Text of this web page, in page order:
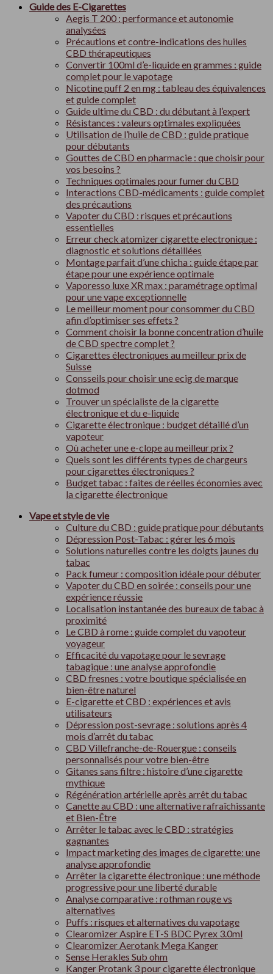
Guide des E-Cigarettes
Aegis T 200 : performance et autonomie
analysées
Précautions et contre-indications des huiles
CBD thérapeutiques
Convertir 100ml d’e-liquide en grammes : guide
complet pour le vapotage
Nicotine puff 2 en mg : tableau des équivalences
et guide complet
Guide ultime du CBD : du débutant à l’expert
Résistances : valeurs optimales expliquées
Utilisation de l’huile de CBD : guide pratique
pour débutants
Gouttes de CBD en pharmacie : que choisir pour
vos besoins ?
Techniques optimales pour fumer du CBD
Interactions CBD-médicaments : guide complet
des précautions
Vapoter du CBD : risques et précautions
essentielles
Erreur check atomizer cigarette electronique :
diagnostic et solutions détaillées
Montage parfait d’une chicha : guide étape par
étape pour une expérience optimale
Vaporesso luxe XR max : paramétrage optimal
pour une vape exceptionnelle
Le meilleur moment pour consommer du CBD
afin d’optimiser ses effets ?
Comment choisir la bonne concentration d’huile
de CBD spectre complet ?
Cigarettes électroniques au meilleur prix de
Suisse
Consseils pour choisir une ecig de marque
dotmod
Trouver un spécialiste de la cigarette
électronique et du e-liquide
Cigarette électronique : budget détaillé d’un
vapoteur
Où acheter une e-clope au meilleur prix ?
Quels sont les différents types de chargeurs
pour cigarettes électroniques ?
Budget tabac : faites de réelles économies avec
la cigarette électronique
Vape et style de vie
Culture du CBD : guide pratique pour débutants
Dépression Post-Tabac : gérer les 6 mois
Solutions naturelles contre les doigts jaunes du
tabac
Pack fumeur : composition idéale pour débuter
Vapoter du CBD en soirée : conseils pour une
expérience réussie
Localisation instantanée des bureaux de tabac à
proximité
Le CBD à rome : guide complet du vapoteur
voyageur
Efficacité du vapotage pour le sevrage
tabagique : une analyse approfondie
CBD fresnes : votre boutique spécialisée en
bien-être naturel
E-cigarette et CBD : expériences et avis
utilisateurs
Dépression post-sevrage : solutions après 4
mois d’arrêt du tabac
CBD Villefranche-de-Rouergue : conseils
personnalisés pour votre bien-être
Gitanes sans filtre : histoire d’une cigarette
mythique
Régénération artérielle après arrêt du tabac
Canette au CBD : une alternative rafraîchissante
et Bien-Être
Arrêter le tabac avec le CBD : stratégies
gagnantes
Impact marketing des images de cigarette: une
analyse approfondie
Arrêter la cigarette électronique : une méthode
progressive pour une liberté durable
Analyse comparative : rothman rouge vs
alternatives
Puffs : risques et alternatives du vapotage
Clearomizer Aspire ET-S BDC Pyrex 3.0ml
Clearomizer Aerotank Mega Kanger
Sense Herakles Sub ohm
Kanger Protank 3 pour cigarette électronique